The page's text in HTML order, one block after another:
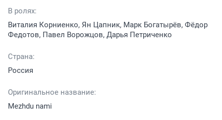
В ролях:
Виталия Корниенко, Ян Цапник, Марк Богатырёв, Фёдор
Федотов, Павел Ворожцов, Дарья Петриченко
Страна:
Россия
Оригинальное название:
Mezhdu nami